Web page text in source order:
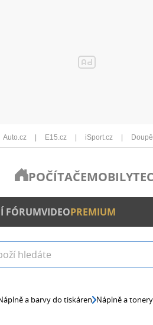
Auto.cz E15.cz iSport.cz
POČÍTAČEMOBILY
FÓRUMVIDEOPREMIUM
a barvy do tiskáren Náplně a